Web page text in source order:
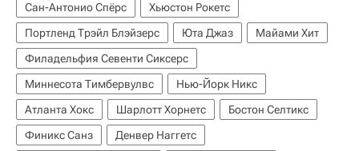
Сан-Антонио Спёрс
Хьюстон Рокетс
Портленд Трэйл Блэйзерс
Юта Джаз
Майами Хит
Филадельфия Севенти Сиксерс
Миннесота Тимбервулвс
Нью-Йорк Никс
Атланта Хокс
Шарлотт Хорнетс
Бостон Селтикс
Финикс Санз
Денвер Наггетс